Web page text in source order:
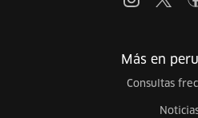
Más en
Consultas